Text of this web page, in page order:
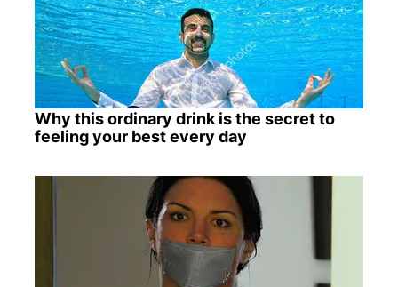
Why this ordinary drink is the secret to
feeling your best every day